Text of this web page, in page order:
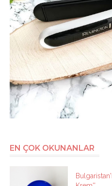
EN ÇOK OKUNANLAR